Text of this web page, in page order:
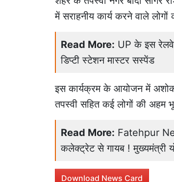
में सराहनीय कार्य करने वाले लोगों
Read More: UP के इस रेलवे
डिप्टी स्टेशन मास्टर सस्पेंड
इस कार्यक्रम के आयोजन में अशोक
तपस्वी सहित कई लोगों की अहम
Read More: Fatehpur
कलेक्ट्रेट से गायब ! मुख्यमंत्री
Download News Card